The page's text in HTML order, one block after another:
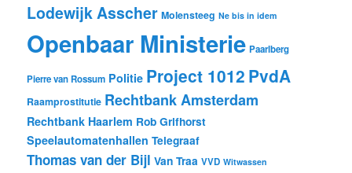
Lodewijk Asscher Molensteeg Ne bis in idem
Openbaar Ministerie Paarlberg
Pierre van Rossum Politie Project 1012 PvdA
Raamprostitutie Rechtbank Amsterdam
Rechtbank Haarlem Rob Grifhorst
Speelautomatenhallen Telegraaf
Thomas van der Bijl Van Traa VVD Witwassen